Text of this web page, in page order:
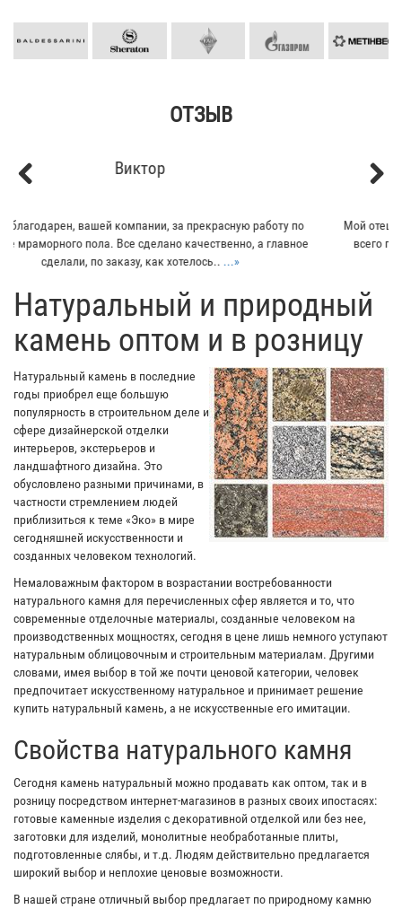
ОТЗЫВ
Мой отец заказывал плитку из гранита для своего дома. Больше
всего понравилось - индивидуальный подход к клиенту. Отец
остался очень доволен...
​Натуральный и природный
камень оптом и в розницу
Натуральный камень в последние
годы приобрел еще большую
популярность в строительном деле и
сфере дизайнерской отделки
интерьеров, экстерьеров и
ландшафтного дизайна. Это
обусловлено разными причинами, в
частности стремлением людей
приблизиться к теме «Эко» в мире
сегодняшней искусственности и
созданных человеком технологий.
Немаловажным фактором в возрастании востребованности
натурального камня для перечисленных сфер является и то, что
современные отделочные материалы, созданные человеком на
производственных мощностях, сегодня в цене лишь немного уступают
натуральным облицовочным и строительным материалам. Другими
словами, имея выбор в той же почти ценовой категории, человек
предпочитает искусственному натуральное и принимает решение
купить натуральный камень, а не искусственные его имитации.
Свойства натурального камня
Сегодня камень натуральный можно продавать как оптом, так и в
розницу посредством интернет-магазинов в разных своих ипостасях:
готовые каменные изделия с декоративной отделкой или без нее,
заготовки для изделий, монолитные необработанные плиты,
подготовленные слябы, и т.д. Людям действительно предлагается
широкий выбор и неплохие ценовые возможности.
В нашей стране отличный выбор предлагает по природному камню